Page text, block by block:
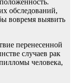
обследований,
вовремя выявить
перенесенной
случаев рак
человека,